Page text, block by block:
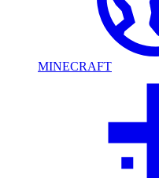
MINECRAFT